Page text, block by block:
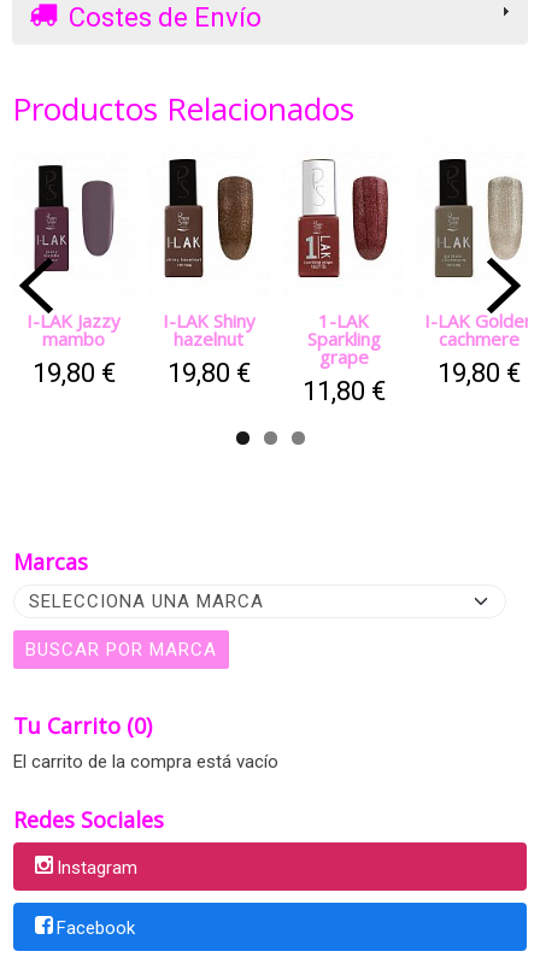
Marcas
Tu Carrito (0)
El carrito de la compra está vacío
Redes Sociales
Instagram
Facebook
Costes de Envío
Productos Relacionados
I-LAK Jazzy
mambo
19,80 €
I-LAK Shiny
hazelnut
19,80 €
1-LAK
Sparkling
grape
11,80 €
I-LAK Golden
cachmere
19,80 €